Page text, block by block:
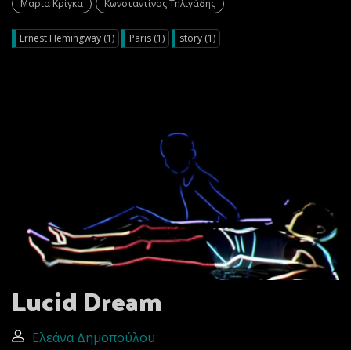
Μαρία Κρίγκα Κωνσταντίνος Τηλιγάδης
Ernest Hemingway (1) Paris (1) story (1)
Lucid Dream
Ελεάνα Δημοπούλου